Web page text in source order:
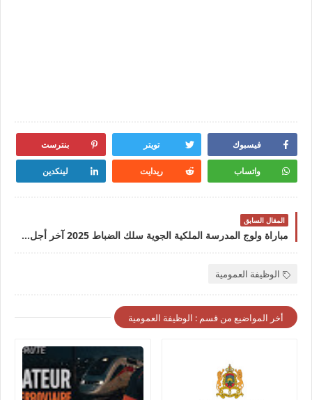
فيسبوك تويتر بنترست
واتساب ريدايت لينكدين
المقال السابق
مباراة ولوج المدرسة الملكية الجوية سلك الضباط 2025 آخر أجل 09 مارس 2025
الوظيفة العمومية
أخر المواضيع من قسم : الوظيفة العمومية